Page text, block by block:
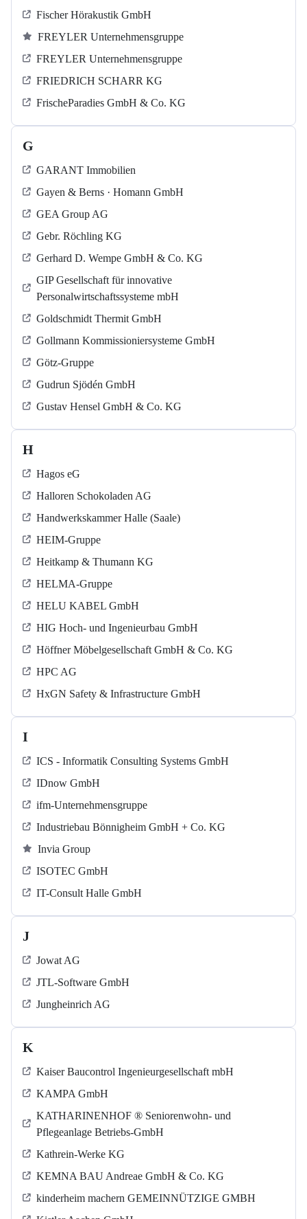
Fischer Hörakustik GmbH
FREYLER Unternehmensgruppe
FREYLER Unternehmensgruppe
FRIEDRICH SCHARR KG
FrischeParadies GmbH & Co. KG
G
GARANT Immobilien
Gayen & Berns · Homann GmbH
GEA Group AG
Gebr. Röchling KG
Gerhard D. Wempe GmbH & Co. KG
GIP Gesellschaft für innovative
Personalwirtschaftssysteme mbH
Goldschmidt Thermit GmbH
Gollmann Kommissioniersysteme GmbH
Götz-Gruppe
Gudrun Sjödén GmbH
Gustav Hensel GmbH & Co. KG
H
Hagos eG
Halloren Schokoladen AG
Handwerkskammer Halle (Saale)
HEIM-Gruppe
Heitkamp & Thumann KG
HELMA-Gruppe
HELU KABEL GmbH
HIG Hoch- und Ingenieurbau GmbH
Höffner Möbelgesellschaft GmbH & Co. KG
HPC AG
HxGN Safety & Infrastructure GmbH
I
ICS - Informatik Consulting Systems GmbH
IDnow GmbH
ifm-Unternehmensgruppe
Industriebau Bönnigheim GmbH + Co. KG
Invia Group
ISOTEC GmbH
IT-Consult Halle GmbH
J
Jowat AG
JTL-Software GmbH
Jungheinrich AG
K
Kaiser Baucontrol Ingenieurgesellschaft mbH
KAMPA GmbH
KATHARINENHOF ® Seniorenwohn- und
Pflegeanlage Betriebs-GmbH
Kathrein-Werke KG
KEMNA BAU Andreae GmbH & Co. KG
kinderheim machern GEMEINNÜTZIGE GMBH